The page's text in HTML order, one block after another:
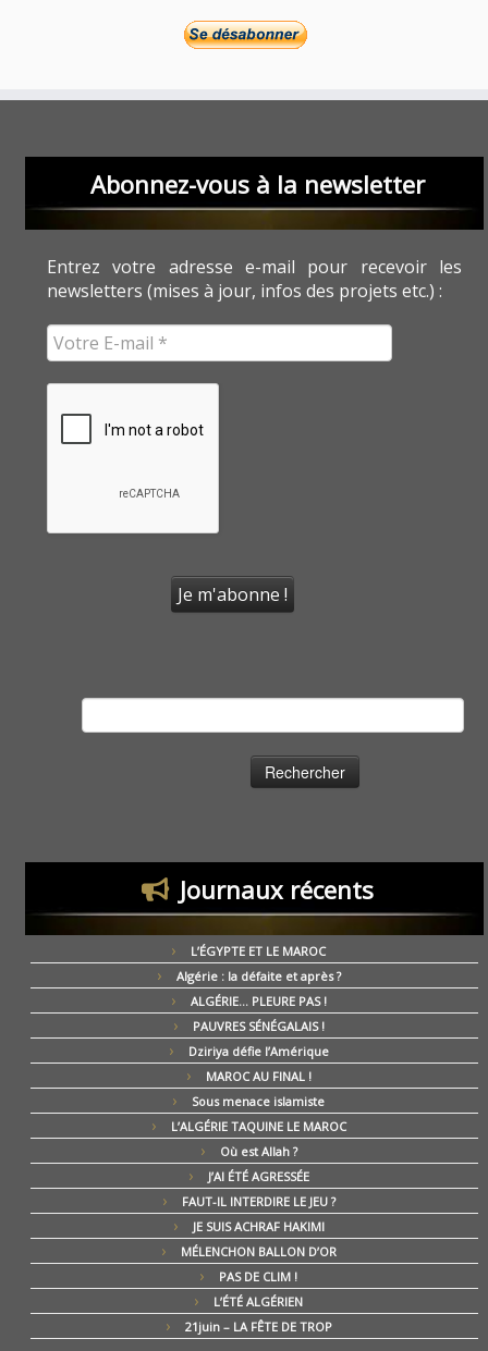
Abonnez-vous à la newsletter
Entrez votre adresse e-mail pour recevoir les
newsletters (mises à jour, infos des projets etc.) :
Journaux récents
L’ÉGYPTE ET LE MAROC
Algérie : la défaite et après ?
ALGÉRIE… PLEURE PAS !
PAUVRES SÉNÉGALAIS !
Dziriya défie l’Amérique
MAROC AU FINAL !
Sous menace islamiste
L’ALGÉRIE TAQUINE LE MAROC
Où est Allah ?
J’AI ÉTÉ AGRESSÉE
FAUT-IL INTERDIRE LE JEU ?
JE SUIS ACHRAF HAKIMI
MÉLENCHON BALLON D’OR
PAS DE CLIM !
L’ÉTÉ ALGÉRIEN
21juin – LA FÊTE DE TROP